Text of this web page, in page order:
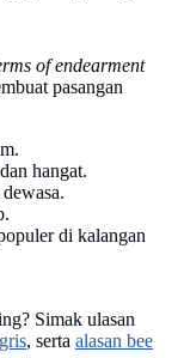
of endearment
pasangan
hangat.
di kalangan
Simak ulasan
, serta alasan bee